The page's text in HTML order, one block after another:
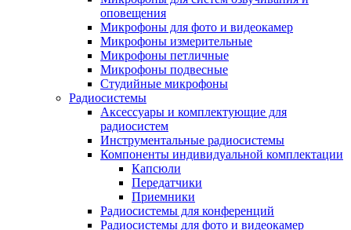
оповещения
Микрофоны для фото и видеокамер
Микрофоны измерительные
Микрофоны петличные
Микрофоны подвесные
Студийные микрофоны
Радиосистемы
Аксессуары и комплектующие для
радиосистем
Инструментальные радиосистемы
Компоненты индивидуальной комплектации
Капсюли
Передатчики
Приемники
Радиосистемы для конференций
Радиосистемы для фото и видеокамер